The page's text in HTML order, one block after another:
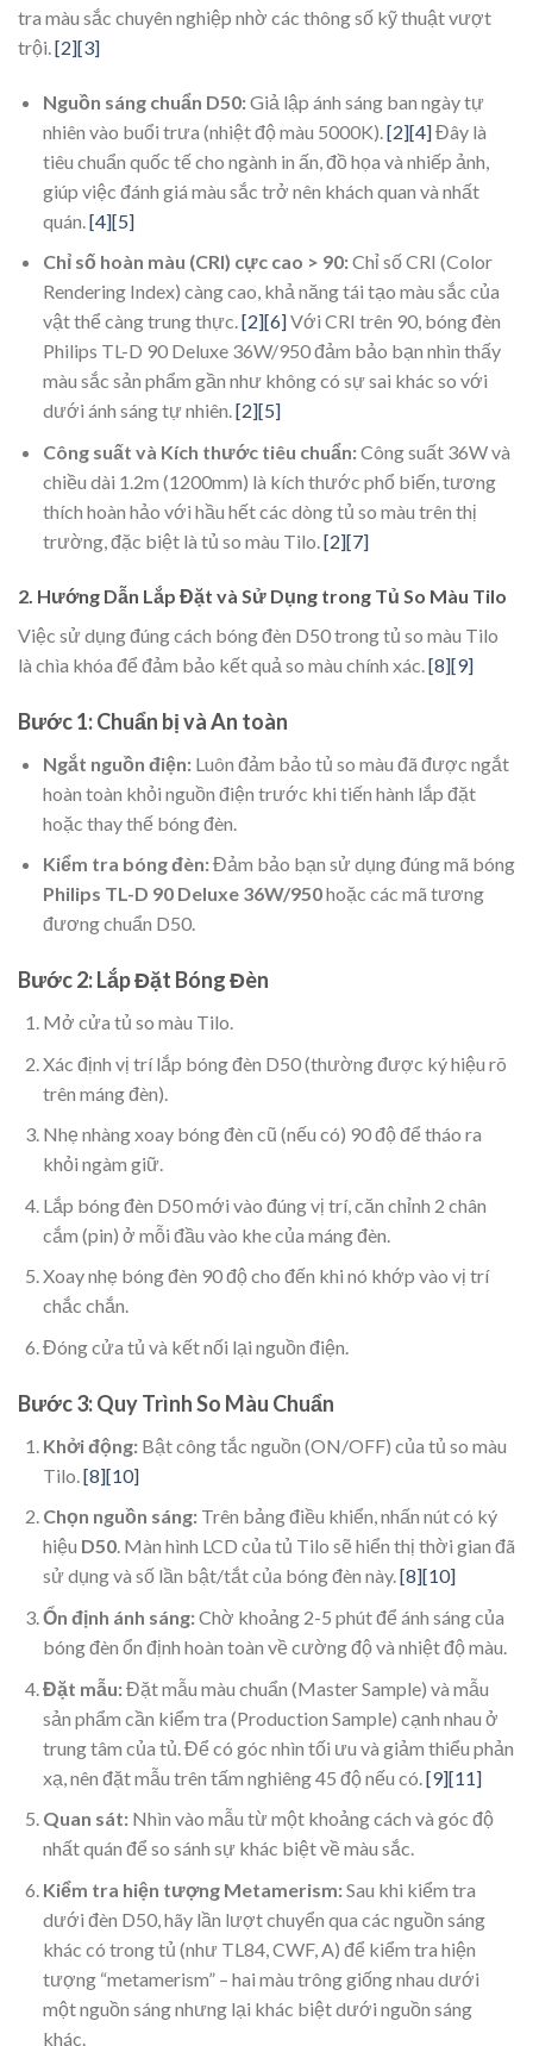
tra màu sắc chuyên nghiệp nhờ các thông số kỹ thuật vượt
trội.[2][3]
Nguồn sáng chuẩn D50:Giả lập ánh sáng ban ngày tự
nhiên vào buổi trưa (nhiệt độ màu 5000K). [2][4]Đây là
tiêu chuẩn quốc tế cho ngành in ấn, đồ họa và nhiếp ảnh,
giúp việc đánh giá màu sắc trở nên khách quan và nhất
quán. [4][5]
Chỉ số hoàn màu (CRI) cực cao > 90:Chỉ số CRI (Color
Rendering Index) càng cao, khả năng tái tạo màu sắc của
vật thể càng trung thực.[2][6]Với CRI trên 90, bóng đèn
Philips TL-D 90 Deluxe 36W/950 đảm bảo bạn nhìn thấy
màu sắc sản phẩm gần như không có sự sai khác so với
dưới ánh sáng tự nhiên.[2][5]
Công suất và Kích thước tiêu chuẩn:Công suất 36W và
chiều dài 1.2m (1200mm) là kích thước phổ biến, tương
thích hoàn hảo với hầu hết các dòng tủ so màu trên thị
trường, đặc biệt là tủ so màu Tilo.[2][7]
2. Hướng Dẫn Lắp Đặt và Sử Dụng trong Tủ So Màu Tilo
Việc sử dụng đúng cách bóng đèn D50 trong tủ so màu Tilo
là chìa khóa để đảm bảo kết quả so màu chính xác. [8][9]
Bước 1: Chuẩn bị và An toàn
Ngắt nguồn điện:Luôn đảm bảo tủ so màu đã được ngắt
hoàn toàn khỏi nguồn điện trước khi tiến hành lắp đặt
hoặc thay thế bóng đèn.
Kiểm tra bóng đèn:Đảm bảo bạn sử dụng đúng mã bóng
Philips TL-D 90 Deluxe 36W/950hoặc các mã tương
đương chuẩn D50.
Bước 2: Lắp Đặt Bóng Đèn
Mở cửa tủ so màu Tilo.
Xác định vị trí lắp bóng đèn D50 (thường được ký hiệu rõ
trên máng đèn).
Nhẹ nhàng xoay bóng đèn cũ (nếu có) 90 độ để tháo ra
khỏi ngàm giữ.
Lắp bóng đèn D50 mới vào đúng vị trí, căn chỉnh 2 chân
cắm (pin) ở mỗi đầu vào khe của máng đèn.
Xoay nhẹ bóng đèn 90 độ cho đến khi nó khớp vào vị trí
chắc chắn.
Đóng cửa tủ và kết nối lại nguồn điện.
Bước 3: Quy Trình So Màu Chuẩn
Khởi động:Bật công tắc nguồn (ON/OFF) của tủ so màu
Tilo. [8][10]
Chọn nguồn sáng:Trên bảng điều khiển, nhấn nút có ký
hiệu D50. Màn hình LCD của tủ Tilo sẽ hiển thị thời gian đã
sử dụng và số lần bật/tắt của bóng đèn này.[8][10]
Ổn định ánh sáng:Chờ khoảng 2-5 phút để ánh sáng của
bóng đèn ổn định hoàn toàn về cường độ và nhiệt độ màu.
Đặt mẫu:Đặt mẫu màu chuẩn (Master Sample) và mẫu
sản phẩm cần kiểm tra (Production Sample) cạnh nhau ở
trung tâm của tủ. Để có góc nhìn tối ưu và giảm thiểu phản
xạ, nên đặt mẫu trên tấm nghiêng 45 độ nếu có. [9][11]
Quan sát:Nhìn vào mẫu từ một khoảng cách và góc độ
nhất quán để so sánh sự khác biệt về màu sắc.
Kiểm tra hiện tượng Metamerism:Sau khi kiểm tra
dưới đèn D50, hãy lần lượt chuyển qua các nguồn sáng
khác có trong tủ (như TL84, CWF, A) để kiểm tra hiện
tượng “metamerism” – hai màu trông giống nhau dưới
một nguồn sáng nhưng lại khác biệt dưới nguồn sáng
khác.